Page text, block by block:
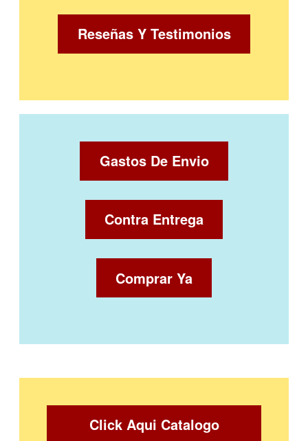
Reseñas Y Testimonios
Gastos De Envio
Contra Entrega
Comprar Ya
Click Aqui Catalogo